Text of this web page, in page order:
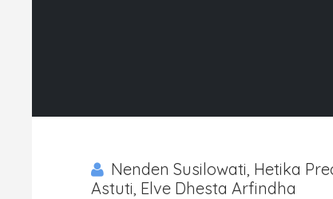
Nenden Susilowati, Hetika
Astuti, Elve Dhesta Arfindha